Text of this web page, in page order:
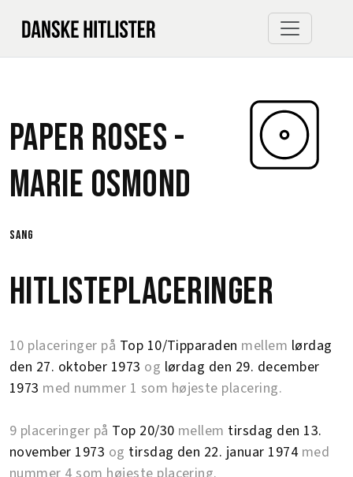
Paper Roses -
Marie Osmond
sang
Hitlisteplaceringer
10 placeringer på Top 10/Tipparaden mellem lørdag
den 27. oktober 1973 og lørdag den 29. december
1973 med nummer 1 som højeste placering.
9 placeringer på Top 20/30 mellem tirsdag den 13.
november 1973 og tirsdag den 22. januar 1974 med